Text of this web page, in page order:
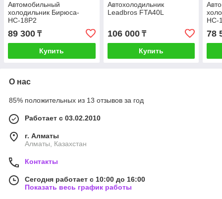
Автомобильный
холодильник Бирюса-
НС-18Р2
89 300 ₸
Купить
Автохолодильник
Leadbros FTA40L
106 000₸
Купить
НС-
78
О нас
85% положительных из 13 отзывов за год
Работает с 03.02.2010
г. Алматы
Алматы, Казахстан
Контакты
Сегодня работает с 10:00 до 16:00
Показать весь график работы